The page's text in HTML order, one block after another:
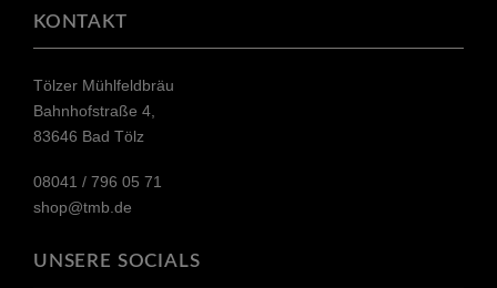
KONTAKT
Tölzer Mühlfeldbräu
Bahnhofstraße 4,
83646 Bad Tölz
08041 / 796 05 71​
shop@tmb.de
UNSERE SOCIALS